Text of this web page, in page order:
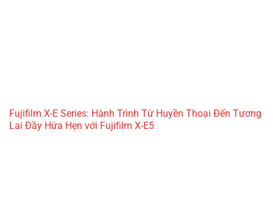
Fujifilm X-E Series: Hành Trình Từ Huyền Thoại Đến Tương
Lai Đầy Hứa Hẹn với Fujifilm X-E5